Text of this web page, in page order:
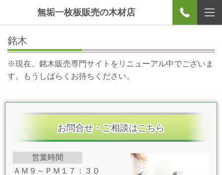
無垢一枚板販売の木材店
銘木
※現在、銘木販売専門サイトをリニューアル中でございま
す。もうしばらくお待ちください。
お問合せ・ご相談はこちら
営業時間
ＡＭ９～ＰＭ１７：３０